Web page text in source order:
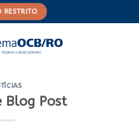
RESTRITO
Blog Post